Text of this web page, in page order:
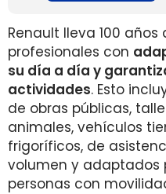
Renault lleva 100
profesionales con
su día a día y
actividades. Esto
de obras públicas,
animales, vehículos
frigoríficos, de
volumen y adaptados
personas con